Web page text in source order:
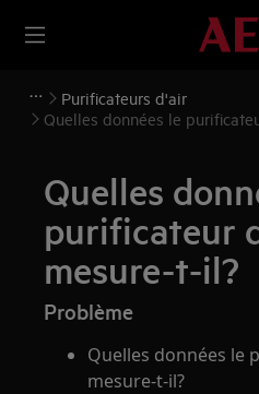
Purificateurs d'air
Quelles données le
Quelles
purificateur
mesure-t-il?
Problème
Quelles données le
mesure-t-il?